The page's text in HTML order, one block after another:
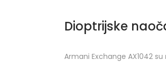
Dioptrijske
Armani Exchange AX1042 su